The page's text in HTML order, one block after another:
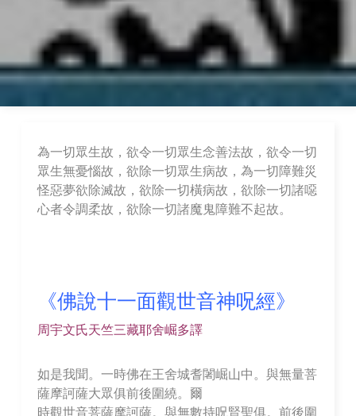
為一切眾生故，欲令一切眾生念善法故，欲令一切
眾生無憂惱故，欲除一切眾生病故，為一切障難災
怪惡夢欲除滅故，欲除一切橫病故，欲除一切諸噁
心者令調柔故，欲除一切諸魔鬼障難不起故。
《佛說十一面觀世音神呪經》
周宇文氏天竺三藏耶舍崛多譯
如是我聞。一時佛在王舍城耆闍崛山中。與無量菩
薩摩訶薩大眾俱前後圍繞。爾
時觀世音菩薩摩訶薩。與無數持呪賢聖俱。前後圍